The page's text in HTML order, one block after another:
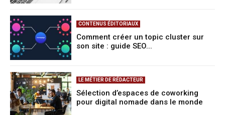
CONTENUS ÉDITORIAUX
Comment créer un topic cluster sur
son site : guide SEO...
LE MÉTIER DE RÉDACTEUR
Sélection d’espaces de coworking
pour digital nomade dans le monde